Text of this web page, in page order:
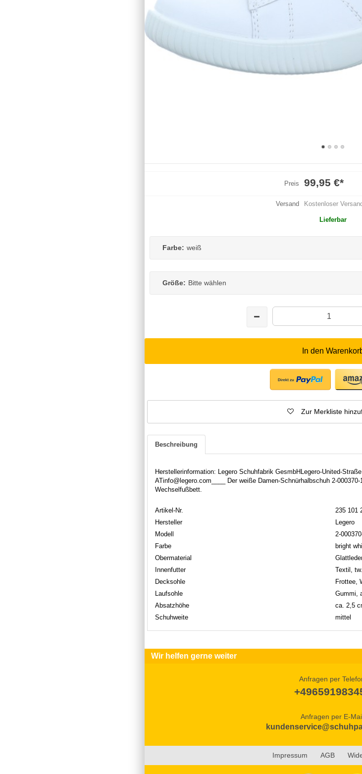
Preis 99,95 €*
Versand Kostenloser
Lieferbar
Farbe: weiß
Größe: Bitte wählen
In den
Zur Merkliste
Beschreibung
Herstellerinformation: Legero Schuhfabrik GesmbHLegero-United-
ATinfo@legero.com____ Der weiße Damen-Schnürhalbschuh 2-
Wechselfußbett.
Artikel-Nr.
235 101
Hersteller
Legero
Modell
2-
Farbe
bright
Obermaterial
Innenfutter
Textil,
Decksohle
Frottee,
Laufsohle
Gummi,
Absatzhöhe
ca. 2,5
Schuhweite
mittel
Wir helfen gerne weiter
Anfragen per
Anfragen per E-
Impressum AGB